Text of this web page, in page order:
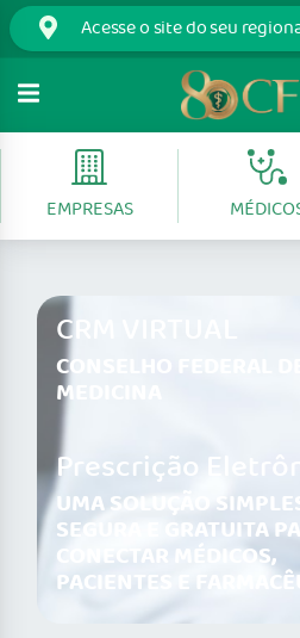
EMPRESAS
CRM VIRTUAL
CONSELHO FEDERAL DE
MEDICINA
Prescrição
UMA SOLUÇÃO
SEGURA E GRATUITA
CONECTAR MÉDICOS,
PACIENTES E